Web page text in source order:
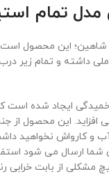
تمام
شاهین؛ این محصول
و تمام زیر درب
ایجاد شده است
افزاید. این محصول
آب و کارواش نخواهید
شما ارسال می شود
از بابت خرابی